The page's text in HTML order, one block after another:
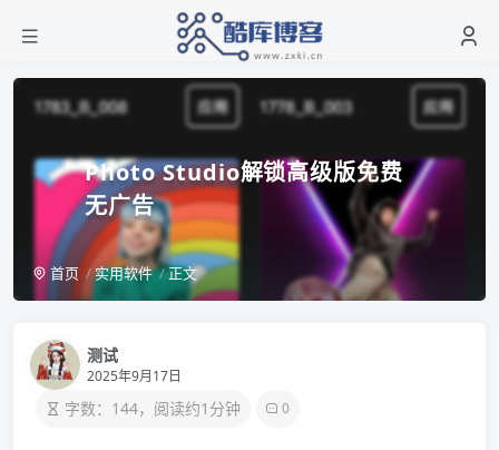
Photo Studio解锁高级版免费
无广告
首页 实用软件 正文
测试
2025年9月17日
字数：144，阅读约1分钟 0